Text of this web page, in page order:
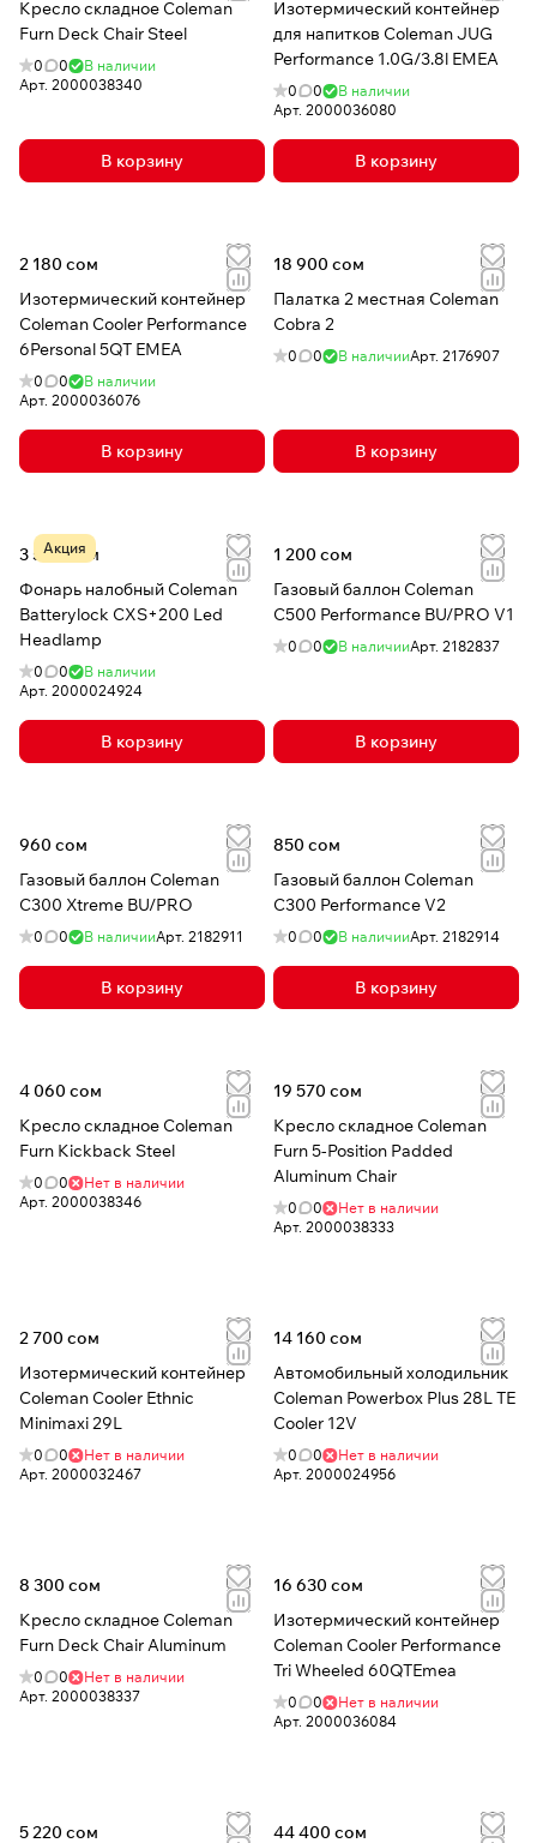
Кресло складное Coleman
Furn Deck Chair Steel
0 0
В наличии
Арт. 2000038340
В корзину
Изотермический контейнер
для напитков Coleman JUG
Performance 1.0G/3.8l EMEA
0 0
В наличии
Арт. 2000036080
В корзину
2 180 сом
Изотермический контейнер
Coleman Cooler Performance
6Personal 5QT EMEA
0 0
В наличии
Арт. 2000036076
В корзину
18 900 сом
Палатка 2 местная Coleman
Cobra 2
0 0 В наличииАрт. 2176907
В корзину
Акция
3 500 сом
Фонарь налобный Coleman
Batterylock CXS+200 Led
Headlamp
0 0
В наличии
Арт. 2000024924
В корзину
1 200 сом
Газовый баллон Coleman
C500 Performance BU/PRO V1
0 0 В наличииАрт. 2182837
В корзину
960 сом
Газовый баллон Coleman
C300 Xtreme BU/PRO
0 0 В наличииАрт. 2182911
В корзину
850 сом
Газовый баллон Coleman
C300 Performance V2
0 0 В наличииАрт. 2182914
В корзину
4 060 сом
Кресло складное Coleman
Furn Kickback Steel
0 0
Нет в наличии
Арт. 2000038346
19 570 сом
Кресло складное Coleman
Furn 5-Position Padded
Aluminum Chair
0 0
Нет в наличии
Арт. 2000038333
2 700 сом
Изотермический контейнер
Coleman Cooler Ethnic
Minimaxi 29L
0 0
Нет в наличии
Арт. 2000032467
14 160 сом
Автомобильный холодильник
Coleman Powerbox Plus 28L TE
Cooler 12V
0 0
Нет в наличии
Арт. 2000024956
8 300 сом
Кресло складное Coleman
Furn Deck Chair Aluminum
0 0
Нет в наличии
Арт. 2000038337
16 630 сом
Изотермический контейнер
Coleman Cooler Performance
Tri Wheeled 60QTEmea
0 0
Нет в наличии
Арт. 2000036084
5 220 сом
44 400 сом